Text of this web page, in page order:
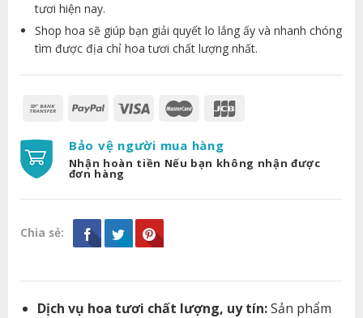
tươi hiện nay.
Shop hoa sẽ giúp bạn giải quyết lo lắng ấy và nhanh chóng
tìm được địa chỉ hoa tươi chất lượng nhất.
Bảo vệ người mua hàng
Nhận hoàn tiền Nếu bạn không nhận được
đơn hàng
Chia sẻ:
Dịch vụ hoa tươi chất lượng, uy tín:Sản phẩm